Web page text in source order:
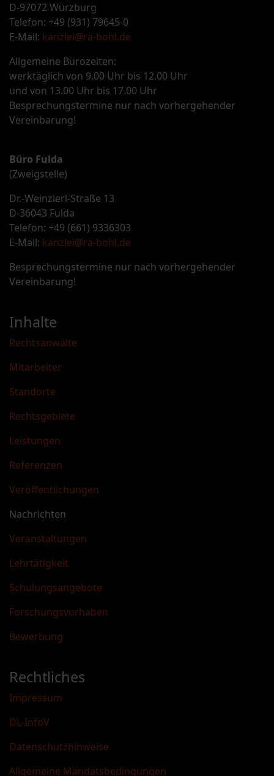
D-97072 Würzburg
Telefon: +49 (931) 79645-0
E-Mail: kanzlei@ra-bohl.de
Allgemeine Bürozeiten:
werktäglich von 9.00 Uhr bis 12.00 Uhr
und von 13.00 Uhr bis 17.00 Uhr
Besprechungstermine nur nach vorhergehender
Vereinbarung!
Büro Fulda
(Zweigstelle)
Dr.-Weinzierl-Straße 13
D-36043 Fulda
Telefon: +49 (661) 9336303
E-Mail: kanzlei@ra-bohl.de
Besprechungstermine nur nach vorhergehender
Vereinbarung!
Inhalte
Rechtsanwälte
Mitarbeiter
Standorte
Rechtsgebiete
Leistungen
Referenzen
Veröffentlichungen
Nachrichten
Veranstaltungen
Lehrtätigkeit
Schulungsangebote
Forschungsvorhaben
Bewerbung
Rechtliches
Impressum
DL-InfoV
Datenschutzhinweise
Allgemeine Mandatsbedingungen